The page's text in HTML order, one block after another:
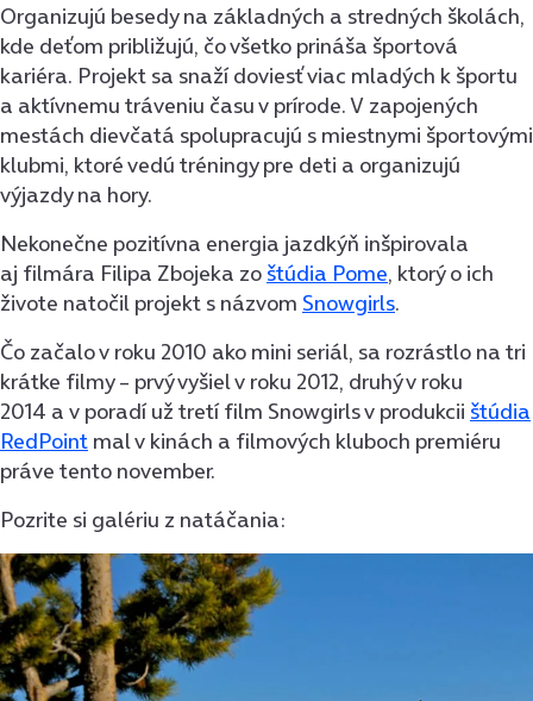
Organizujú besedy na základných a stredných školách,
kde deťom približujú, čo všetko prináša športová
kariéra. Projekt sa snaží doviesť viac mladých k športu
a aktívnemu tráveniu času v prírode. V zapojených
mestách dievčatá spolupracujú s miestnymi športovými
klubmi, ktoré vedú tréningy pre deti a organizujú
výjazdy na hory.
Nekonečne pozitívna energia jazdkýň inšpirovala
aj filmára Filipa Zbojeka zo štúdia Pome, ktorý o ich
živote natočil projekt s názvom Snowgirls.
Čo začalo v roku 2010 ako mini seriál, sa rozrástlo na tri
krátke filmy – prvý vyšiel v roku 2012, druhý v roku
2014 a v poradí už tretí film Snowgirls v produkcii štúdia
RedPoint mal v kinách a filmových kluboch premiéru
práve tento november.
Pozrite si galériu z natáčania: